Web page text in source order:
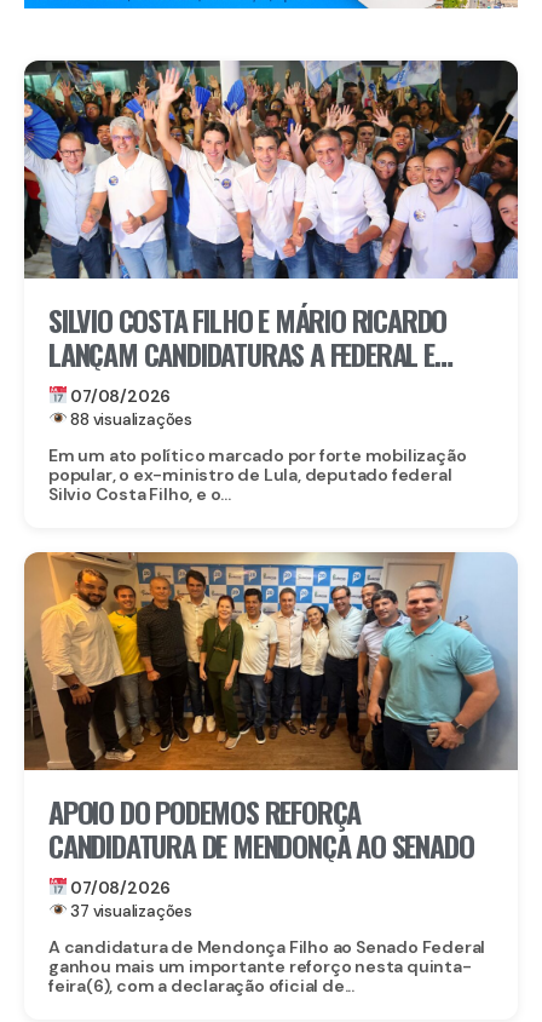
SILVIO COSTA FILHO E MÁRIO RICARDO
LANÇAM CANDIDATURAS A FEDERAL E
ESTADUAL EM IGARASSU COM APOIO DE
MIGUEL RICARDO
07/08/2026
88 visualizações
Em um ato político marcado por forte mobilização
popular, o ex-ministro de Lula, deputado federal
Silvio Costa Filho, e o...
APOIO DO PODEMOS REFORÇA
CANDIDATURA DE MENDONÇA AO SENADO
07/08/2026
37 visualizações
A candidatura de Mendonça Filho ao Senado Federal
ganhou mais um importante reforço nesta quinta-
feira(6), com a declaração oficial de...